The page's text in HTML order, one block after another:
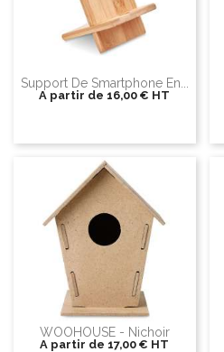
Support De Smartphone En...
A partir de 16,00 € HT
WOOHOUSE - Nichoir
A partir de 17,00 € HT